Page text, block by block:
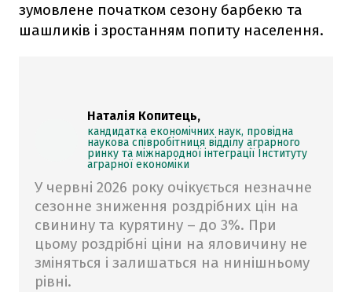
зумовлене початком сезону барбекю та
шашликів і зростанням попиту населення.
Наталія Копитець,
кандидатка економічних наук, провідна
наукова співробітниця відділу аграрного
ринку та міжнародної інтеграції Інституту
аграрної економіки
У червні 2026 року очікується незначне
сезонне зниження роздрібних цін на
свинину та курятину – до 3%. При
цьому роздрібні ціни на яловичину не
зміняться і залишаться на нинішньому
рівні.